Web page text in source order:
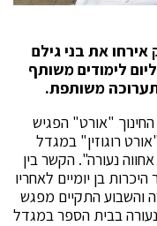
את בני גילם
לימודים משותף
משותפת.
"אורט" הפגיש
רוגוזין" במגדל
נעורה". הקשר בין
בן יומיים לאחריו
והשבוע התקיים מפגש
בבית הספר במגדל